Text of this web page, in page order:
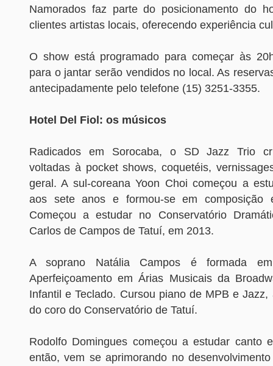
Namorados faz parte do posicionamento do
clientes artistas locais, oferecendo experiência
O show está programado para começar às
para o jantar serão vendidos no local. As
antecipadamente pelo telefone (15) 3251-3355.
Hotel Del Fiol: os músicos
Radicados em Sorocaba, o SD Jazz Trio
voltadas à pocket shows, coquetéis,
geral. A sul-coreana Yoon Choi começou a
aos sete anos e formou-se em composição
Começou a estudar no Conservatório
Carlos de Campos de Tatuí, em 2013.
A soprano Natália Campos é formada
Aperfeiçoamento em Árias Musicais da
Infantil e Teclado. Cursou piano de MPB e
do coro do Conservatório de Tatuí.
Rodolfo Domingues começou a estudar canto
então, vem se aprimorando no